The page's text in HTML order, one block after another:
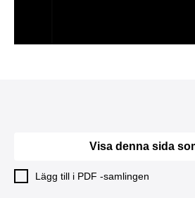
Visa denna sida
Lägg till i PDF -samlingen